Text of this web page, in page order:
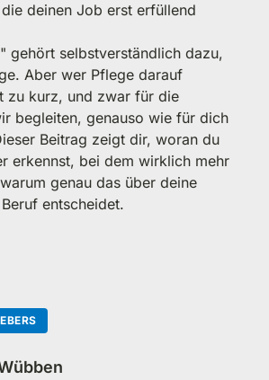
deinen Job erst erfüllend
gehört selbstverständlich dazu,
Aber wer Pflege darauf
zu kurz, und zwar für die
begleiten, genauso wie für dich
Beitrag zeigt dir, woran du
erkennst, bei dem wirklich mehr
genau das über deine
entscheidet.